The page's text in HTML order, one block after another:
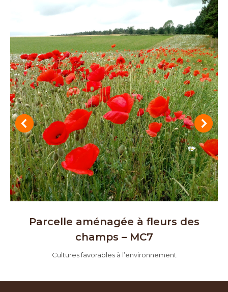
Parcelle aménagée à fleurs des
champs – MC7
Cultures favorables à l’environnement